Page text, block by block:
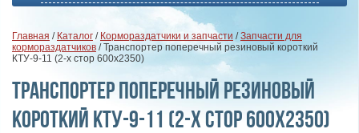
Главная / Каталог / Кормораздатчики и запчасти /Запчасти для
кормораздатчиков / Транспортер поперечный резиновый короткий
КТУ-9-11 (2-х стор 600х2350)
Транспортер поперечный резиновый
короткий КТУ-9-11 (2-х стор 600х2350)